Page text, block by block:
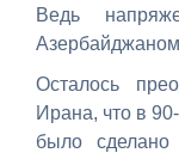
Ведь
Осталось
Ирана, что в
было сделано